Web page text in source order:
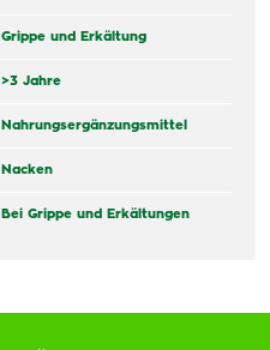
Grippe und Erkältung
>3 Jahre
Nahrungsergänzungsmittel
Nacken
Bei Grippe und Erkältungen